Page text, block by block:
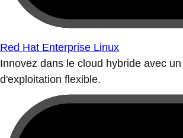
Red Hat Enterprise Linux
Innovez dans le cloud hybride avec
d'exploitation flexible.